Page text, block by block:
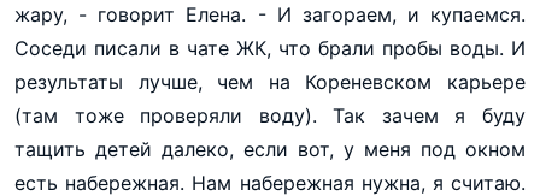
жару, - говорит Елена. - И загораем, и купаемся.
Соседи писали в чате ЖК, что брали пробы воды. И
результаты лучше, чем на Кореневском карьере
(там тоже проверяли воду). Так зачем я буду
тащить детей далеко, если вот, у меня под окном
есть набережная. Нам набережная нужна, я считаю.